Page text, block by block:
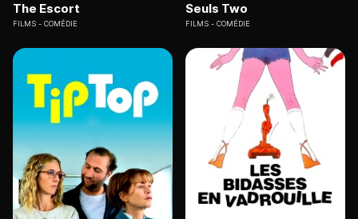
The Escort
FILMS COMÉDIE
Seuls Two
FILMS COMÉDIE